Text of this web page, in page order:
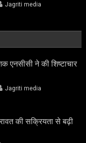
Jagriti media
एनसीसी ने की शिष्टाचार
Jagriti media
की सक्रियता से बढ़ी